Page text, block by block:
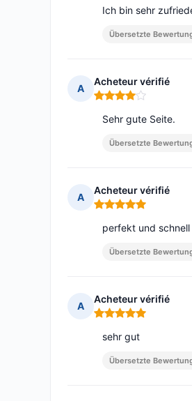
Ich bin sehr
Übersetzte
A
Acheteur vérifié
Hinweis: 4 von 5
Sehr gute Seite.
Übersetzte
A
Acheteur vérifié
Hinweis: 5 von 5
perfekt und schnell
Übersetzte
A
Acheteur vérifié
Hinweis: 5 von 5
sehr gut
Übersetzte